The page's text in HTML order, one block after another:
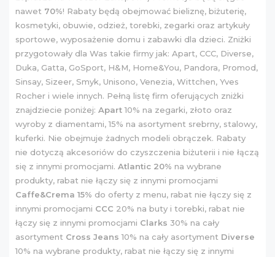
nawet 70%! Rabaty będą obejmować bieliznę, biżuterię,
kosmetyki, obuwie, odzież, torebki, zegarki oraz artykuły
sportowe, wyposażenie domu i zabawki dla dzieci. Zniżki
przygotowały dla Was takie firmy jak: Apart, CCC, Diverse,
Duka, Gatta, GoSport, H&M, Home&You, Pandora, Promod,
Sinsay, Sizeer, Smyk, Unisono, Venezia, Wittchen, Yves
Rocher i wiele innych. Pełną listę firm oferujących zniżki
znajdziecie poniżej: Apart10% na zegarki, złoto oraz
wyroby z diamentami, 15% na asortyment srebrny, stalowy,
kuferki. Nie obejmuje żadnych modeli obrączek. Rabaty
nie dotyczą akcesoriów do czyszczenia biżuterii i nie łączą
się z innymi promocjami. Atlantic 20% na wybrane
produkty, rabat nie łączy się z innymi promocjami
Caffe&Crema 15% do oferty z menu, rabat nie łączy się z
innymi promocjami CCC 20% na buty i torebki, rabat nie
łączy się z innymi promocjami Clarks 30% na cały
asortyment Cross Jeans 10% na cały asortyment Diverse
10% na wybrane produkty, rabat nie łączy się z innymi